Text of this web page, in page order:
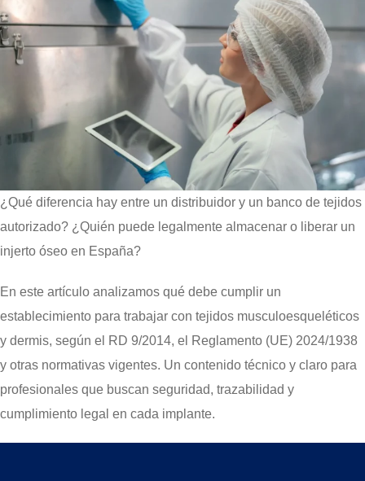
¿Qué diferencia hay entre un distribuidor y un banco de tejidos
autorizado? ¿Quién puede legalmente almacenar o liberar un
injerto óseo en España?
En este artículo analizamos qué debe cumplir un
establecimiento para trabajar con tejidos musculoesqueléticos
y dermis, según el RD 9/2014, el Reglamento (UE) 2024/1938
y otras normativas vigentes. Un contenido técnico y claro para
profesionales que buscan seguridad, trazabilidad y
cumplimiento legal en cada implante.